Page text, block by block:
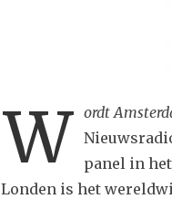
W ordt
panel in
Londen is het